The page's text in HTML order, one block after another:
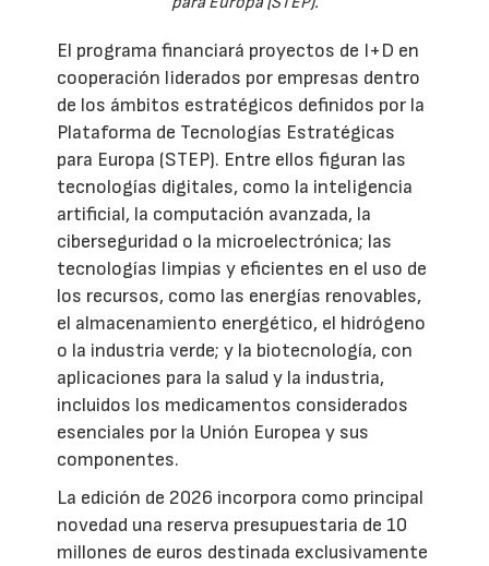
El programa financiará proyectos de I+D en
cooperación liderados por empresas dentro
de los ámbitos estratégicos definidos por la
Plataforma de Tecnologías Estratégicas
para Europa (STEP). Entre ellos figuran las
tecnologías digitales, como la inteligencia
artificial, la computación avanzada, la
ciberseguridad o la microelectrónica; las
tecnologías limpias y eficientes en el uso de
los recursos, como las energías renovables,
el almacenamiento energético, el hidrógeno
o la industria verde; y la biotecnología, con
aplicaciones para la salud y la industria,
incluidos los medicamentos considerados
esenciales por la Unión Europea y sus
componentes.
La edición de 2026 incorpora como principal
novedad una reserva presupuestaria de 10
millones de euros destinada exclusivamente